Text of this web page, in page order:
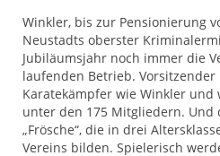
Winkler, bis zur Pensionierung
Neustadts oberster
Jubiläumsjahr noch immer die
laufenden Betrieb. Vorsitzender
Karatekämpfer wie Winkler und
unter den 175 Mitgliedern. Und
„Frösche“, die in drei
Vereins bilden. Spielerisch